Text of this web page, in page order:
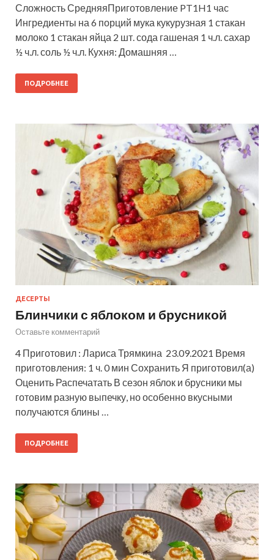
Сложность СредняяПриготовление PT1H1 час
Ингредиенты на 6 порций мука кукурузная 1 стакан
молоко 1 стакан яйца 2 шт. сода гашеная 1 ч.л. сахар
½ ч.л. соль ½ ч.л. Кухня: Домашняя …
ПОДРОБНЕЕ
ДЕСЕРТЫ
Блинчики с яблоком и брусникой
Оставьте комментарий
4 Приготовил : Лариса Трямкина 23.09.2021 Время
приготовления: 1 ч. 0 мин Сохранить Я приготовил(а)
Оценить Распечатать В сезон яблок и брусники мы
готовим разную выпечку, но особенно вкусными
получаются блины …
ПОДРОБНЕЕ